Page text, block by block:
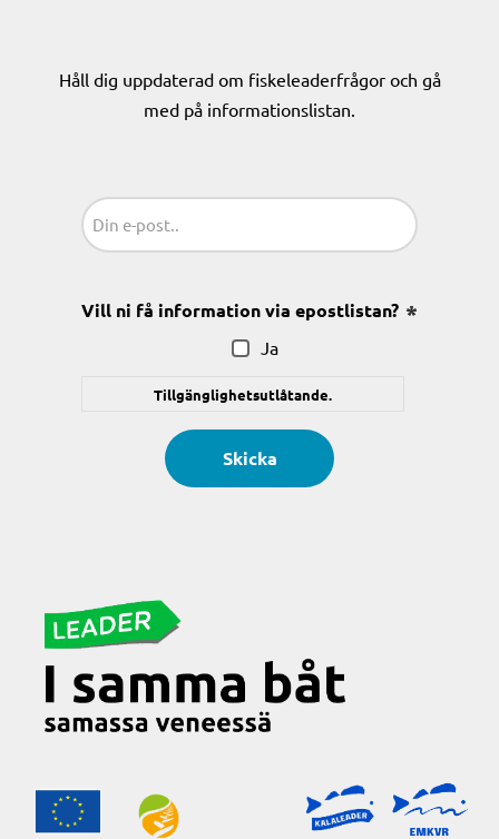
Håll dig uppdaterad om fiskeleaderfrågor och gå
med på informationslistan.
Sähköposti
Vill ni få information via epostlistan?
Ja
Tillgänglighetsutlåtande.